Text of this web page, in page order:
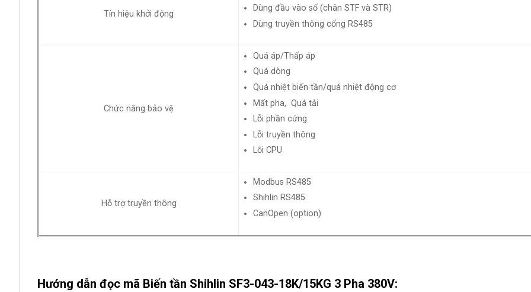
Tín hiệu khởi động
Dùng đầu vào số (chân STF và STR)
Dùng truyền thông cổng RS485
Chức năng bảo vệ
Quá áp/Thấp áp
Quá dòng
Quá nhiệt biến tần/quá nhiệt động cơ
Mất pha, Quá tải
Lỗi phần cứng
Lỗi truyền thông
Lỗi CPU
Hỗ trợ truyền thông
Modbus RS485
Shihlin RS485
CanOpen (option)
Hướng dẫn đọc mã Biến tần Shihlin SF3-043-18K/15KG 3 Pha 380V: